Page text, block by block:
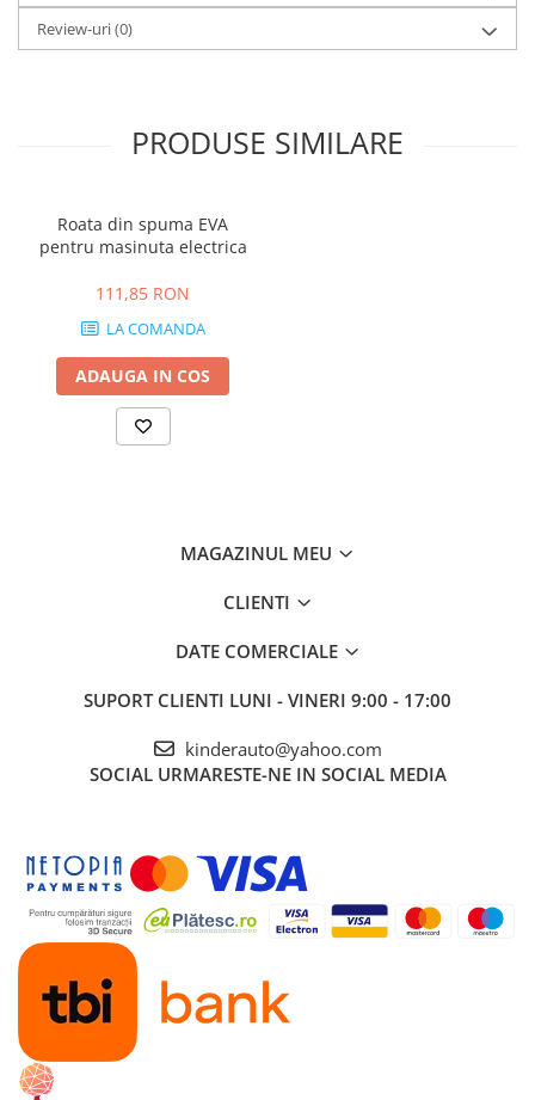
Review-uri(0)
PRODUSE SIMILARE
Roata din spuma EVA
pentru masinuta electrica
111,85 RON
LA COMANDA
ADAUGA IN COS
MAGAZINUL MEU
CLIENTI
DATE COMERCIALE
SUPORT CLIENTI LUNI - VINERI 9:00 - 17:00
kinderauto@yahoo.com
SOCIAL URMARESTE-NE IN SOCIAL MEDIA